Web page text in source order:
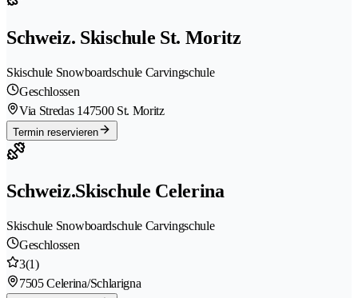
Schweiz. Skischule St. Moritz
Skischule Snowboardschule Carvingschule
Geschlossen
Via Stredas 147500 St. Moritz
Termin reservieren
Schweiz.Skischule Celerina
Skischule Snowboardschule Carvingschule
Geschlossen
3(1)
7505 Celerina/Schlarigna